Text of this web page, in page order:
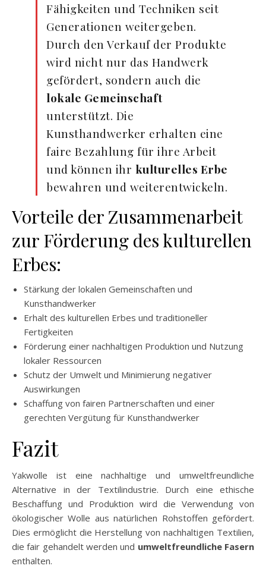
Fähigkeiten und Techniken seit
Generationen weitergeben.
Durch den Verkauf der Produkte
wird nicht nur das Handwerk
gefördert, sondern auch die
lokale Gemeinschaft
unterstützt. Die
Kunsthandwerker erhalten eine
faire Bezahlung für ihre Arbeit
und können ihr kulturelles Erbe
bewahren und weiterentwickeln.
Vorteile der Zusammenarbeit
zur Förderung des kulturellen
Erbes:
Stärkung der lokalen Gemeinschaften und
Kunsthandwerker
Erhalt des kulturellen Erbes und traditioneller
Fertigkeiten
Förderung einer nachhaltigen Produktion und Nutzung
lokaler Ressourcen
Schutz der Umwelt und Minimierung negativer
Auswirkungen
Schaffung von fairen Partnerschaften und einer
gerechten Vergütung für Kunsthandwerker
Fazit
Yakwolle ist eine nachhaltige und umweltfreundliche
Alternative in der Textilindustrie. Durch eine ethische
Beschaffung und Produktion wird die Verwendung von
ökologischer Wolle aus natürlichen Rohstoffen gefördert.
Dies ermöglicht die Herstellung von nachhaltigen Textilien,
die fair gehandelt werden und umweltfreundliche Fasern
enthalten.